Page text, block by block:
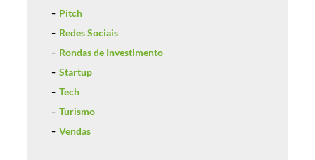
Pitch
Redes Sociais
Rondas de Investimento
Startup
Tech
Turismo
Vendas